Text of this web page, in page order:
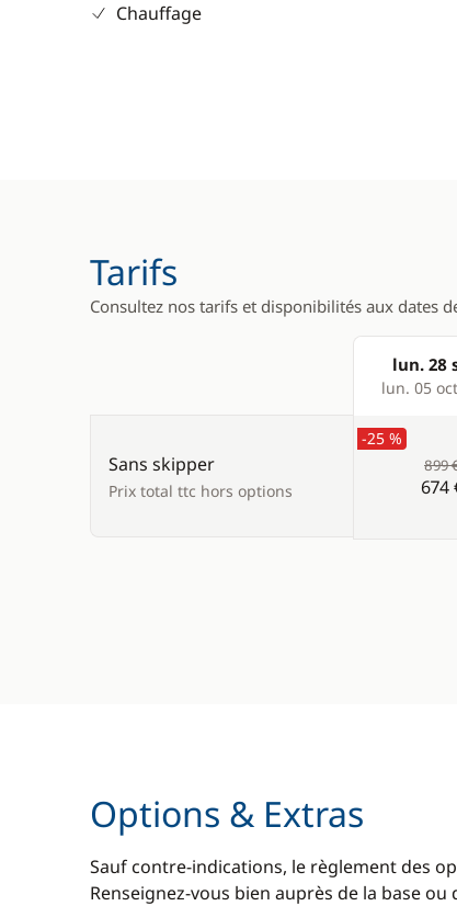
Chauffage
Tarifs
Consultez nos tarifs et disponibilités aux dates
Products
lun. 28
lun. 05
Sans skipper
Prix total ttc hors options
-25 %
899
674
Options & Extras
Sauf contre-indications, le règlement des
Renseignez-vous bien auprès de la base